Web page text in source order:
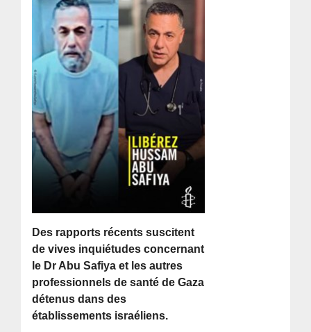
Des rapports récents suscitent
de vives inquiétudes concernant
le Dr Abu Safiya et les autres
professionnels de santé de Gaza
détenus dans des
établissements israéliens.